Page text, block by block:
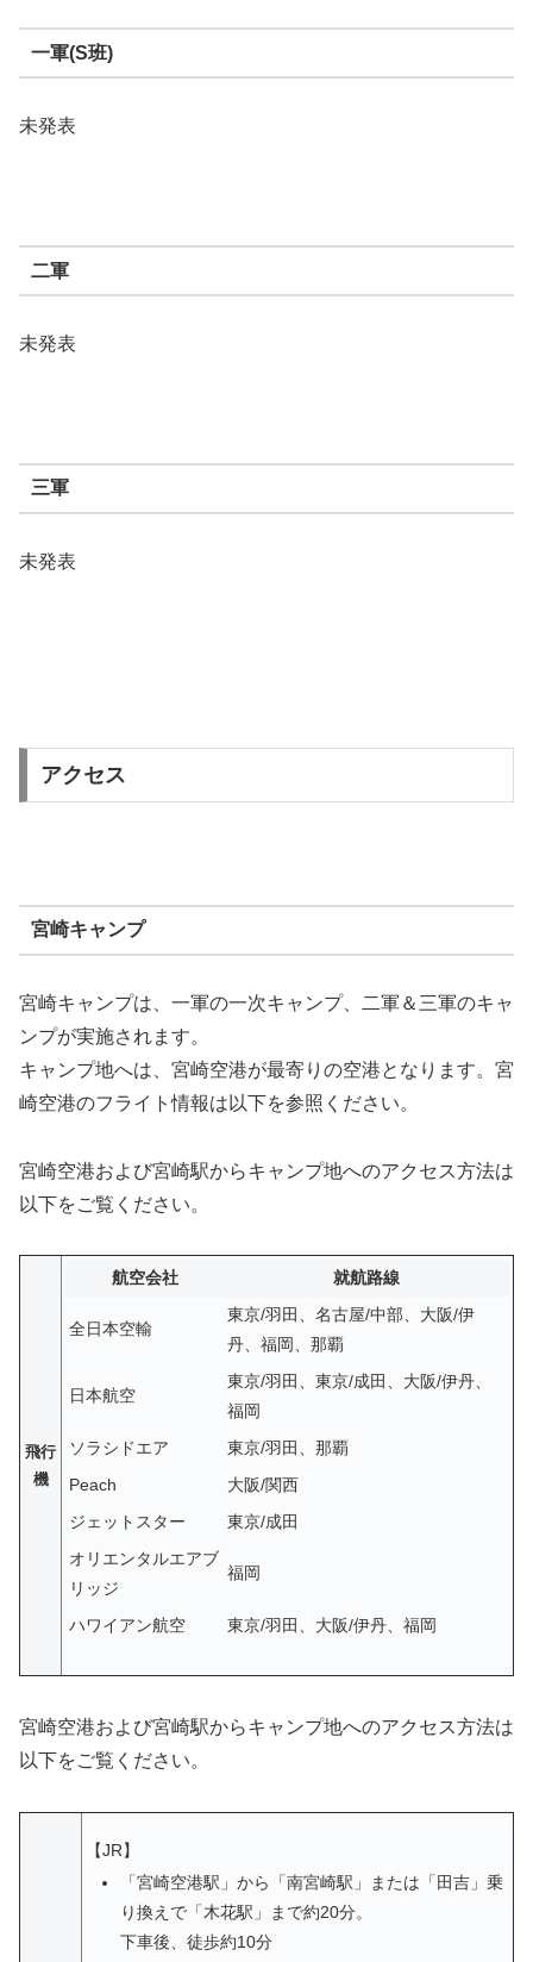
一軍(S班)
未発表
二軍
未発表
三軍
未発表
アクセス
宮崎キャンプ
宮崎キャンプは、一軍の一次キャンプ、二軍＆三軍のキャ
ンプが実施されます。
キャンプ地へは、宮崎空港が最寄りの空港となります。宮
崎空港のフライト情報は以下を参照ください。
宮崎空港および宮崎駅からキャンプ地へのアクセス方法は
以下をご覧ください。
飛行
機
航空会社 就航路線
全日本空輸
東京/羽田、名古屋/中部、大阪/伊
丹、福岡、那覇
日本航空
東京/羽田、東京/成田、大阪/伊丹、
福岡
ソラシドエア
東京/羽田、那覇
Peach
大阪/関西
ジェットスター
東京/成田
オリエンタルエアブ
リッジ
福岡
ハワイアン航空 東京/羽田、大阪/伊丹、福岡
宮崎空港および宮崎駅からキャンプ地へのアクセス方法は
以下をご覧ください。
【JR】
「宮崎空港駅」から「南宮崎駅」または「田吉」乗
り換えで「木花駅」まで約20分。
下車後、徒歩約10分